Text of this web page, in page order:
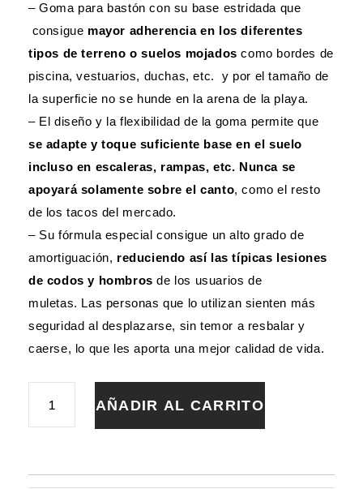
– Goma para bastón con su base estridada que
consigue mayor adherencia en los diferentes
tipos de terreno o suelos mojados como bordes de
piscina, vestuarios, duchas, etc. y por el tamaño de
la superficie no se hunde en la arena de la playa.
– El diseño y la flexibilidad de la goma permite que
se adapte y toque suficiente base en el suelo
incluso en escaleras, rampas, etc. Nunca se
apoyará solamente sobre el canto, como el resto
de los tacos del mercado.
– Su fórmula especial consigue un alto grado de
amortiguación, reduciendo así las típicas lesiones
de codos y hombros de los usuarios de
muletas. Las personas que lo utilizan sienten más
seguridad al desplazarse, sin temor a resbalar y
caerse, lo que les aporta una mejor calidad de vida.
PARA
BASTÓN
ANCHA
AÑADIR AL CARRITO